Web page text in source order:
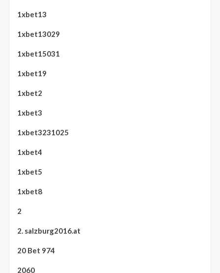
1xbet13
1xbet13029
1xbet15031
1xbet19
1xbet2
1xbet3
1xbet3231025
1xbet4
1xbet5
1xbet8
2
2. salzburg2016.at
20 Bet 974
2060